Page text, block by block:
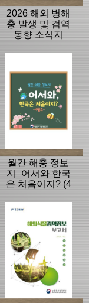
2026 해외 병해
충 발생 및 검역
동향 소식지
월간 해충 정보
지_어서와 한국
은 처음이지? (4